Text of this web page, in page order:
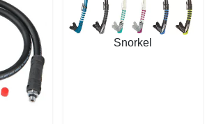
Snorkel